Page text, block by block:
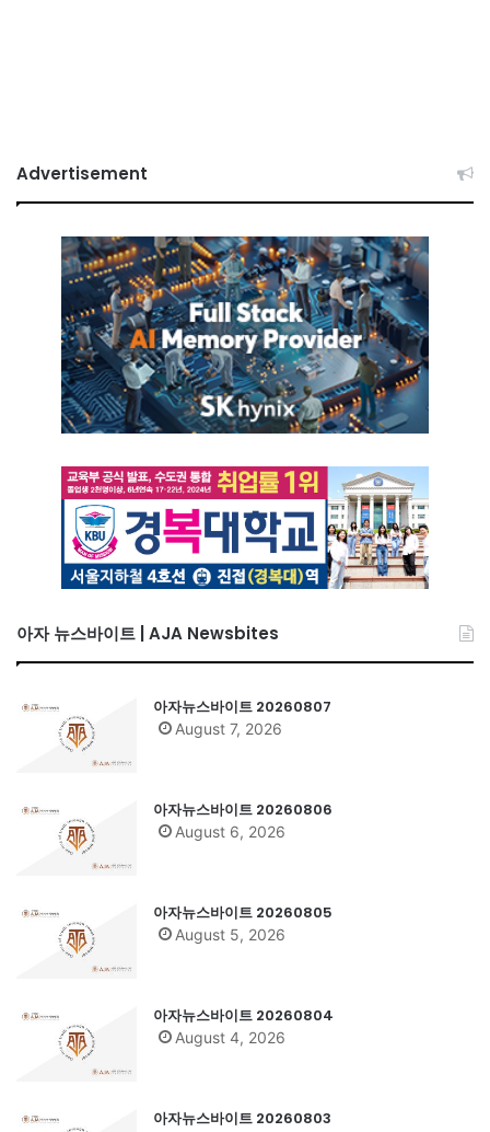
Advertisement
아자 뉴스바이트 | AJA Newsbites
아자뉴스바이트 20260807
August 7, 2026
아자뉴스바이트 20260806
August 6, 2026
아자뉴스바이트 20260805
August 5, 2026
아자뉴스바이트 20260804
August 4, 2026
아자뉴스바이트 20260803